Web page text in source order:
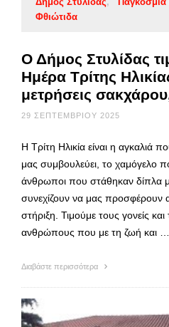
Φθιώτιδα
Ο Δήμος Στυλίδας
Ημέρα Τρίτης
μετρήσεις
29 ΣΕΠΤΕΜΒΡΊΟΥ 2025
Η Τρίτη Ηλικία είναι η
μας συμβουλεύει, το χαμόγελο
άνθρωποι που στάθηκαν δίπλα
συνεχίζουν να μας προσφέρουν
στήριξη. Τιμούμε τους γονείς
ανθρώπους που με τη ζωή και …
Διαβάστε περισσότερα